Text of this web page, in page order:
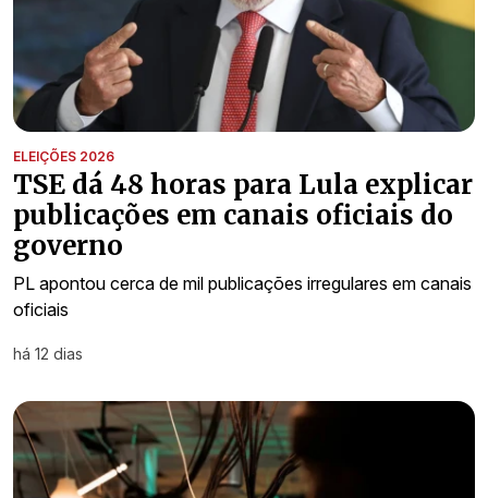
ELEIÇÕES 2026
TSE dá 48 horas para Lula explicar
publicações em canais oficiais do
governo
PL apontou cerca de mil publicações irregulares em canais
oficiais
há 12 dias